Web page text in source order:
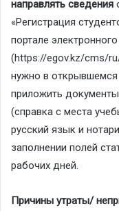
направлять сведения
«Регистрация
портале
(https://egov.kz/cms/
нужно в открывшемся
приложить
(справка с места
русский язык и
заполнении полей
рабочих дней.
Причины утраты/